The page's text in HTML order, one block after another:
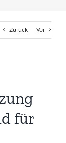
Zurück Vor
für